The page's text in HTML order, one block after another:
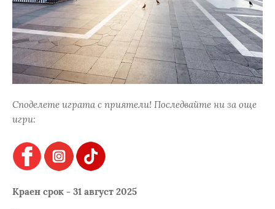
Споделете играта с приятели! Последвайте ни за още
игри:
Краен срок - 31 август 2025